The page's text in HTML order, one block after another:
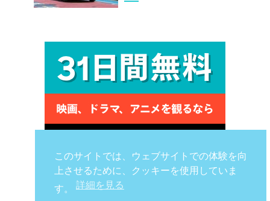
このサイトでは、ウェブサイトでの体験を向
上させるために、クッキーを使用していま
す。 詳細を見る